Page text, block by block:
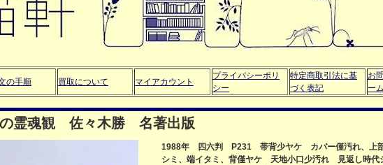
の手順 買取について マイアカウント
プライバシーポリ
シー
特定商取引法に基
づく表記
お
ーム
霊魂観 佐々木勝 名著出版
1988年 四六判 P231 帯背少ヤケ カバー僅汚れ、上
シミ、端イタミ、背僅ヤケ 天地小口少汚れ 見返し時代